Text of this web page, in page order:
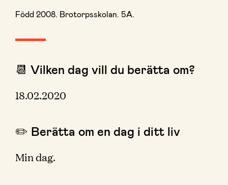
Född 2008. Brotorpsskolan. 5A.
📆 Vilken dag vill du berätta om?
18.02.2020
✏️ Berätta om en dag i ditt liv
Min dag.